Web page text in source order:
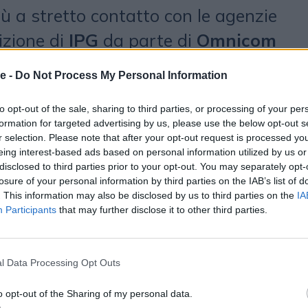
- Do Not Process My Personal Information
opt-out of the sale, sharing to third parties, or processing of your
for targeted advertising by us, please use the below opt-out
selection. Please note that after your opt-out request is processed
interest-based ads based on personal information utilized by us
to third parties prior to your opt-out. You may separately
of your personal information by third parties on the IAB’s list of
This information may also be disclosed by us to third parties on the
Participants that may further disclose it to other third parties.
Data Processing Opt Outs
opt-out of the Sharing of my personal data.
a stretto contatto con le agenzie
di IPG da parte di Omnicom
A settembre, ha lanciato
con un billing combinato di 20
come uno dei maggiori
L’acquisto di una
potrebbe dare a Havas un
in uno dei suoi più grandi
di sfidante nei confronti di
di HavasYannick Bolloré
in considerazione accordi